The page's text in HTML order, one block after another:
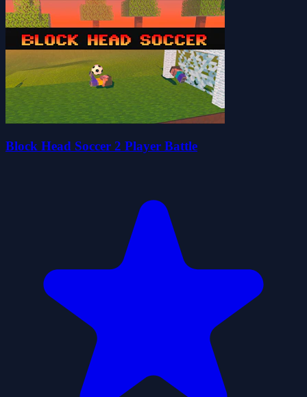
Block Head Soccer 2 Player Battle